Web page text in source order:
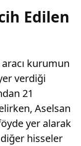
Edilen
kurumun
verdiği
21
Aselsan
yer alarak
diğer hisseler